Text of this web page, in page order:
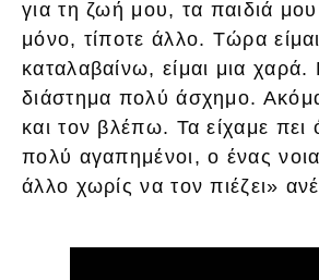
για τη ζωή μου, τα παιδιά
μόνο, τίποτε άλλο. Τώρα
καταλαβαίνω, είμαι μια
διάστημα πολύ άσχημο.
και τον βλέπω. Τα είχαμε πει
πολύ αγαπημένοι, ο ένας
άλλο χωρίς να τον πιέζει»